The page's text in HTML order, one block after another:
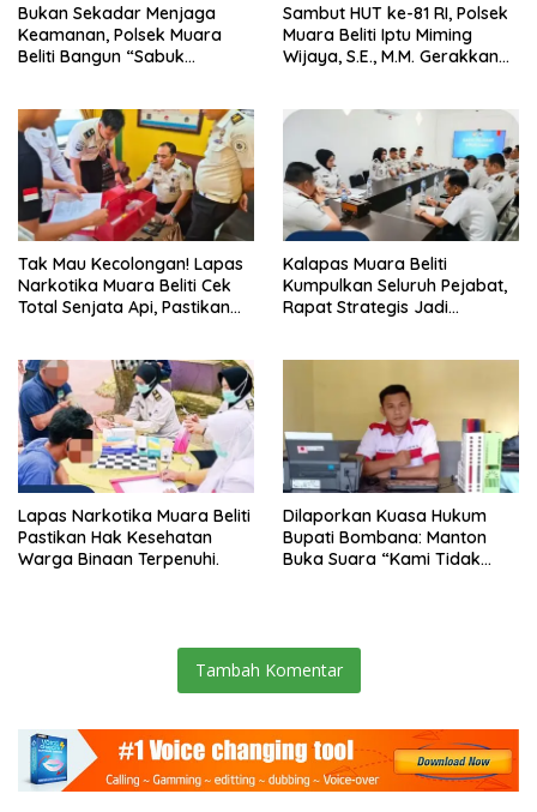
Bukan Sekadar Menjaga
Keamanan, Polsek Muara
Beliti Bangun “Sabuk
Sambut HUT ke-81 RI, Polsek
Muara Beliti Iptu Miming
Wijaya, S.E., M.M. Gerakkan
Tak Mau Kecolongan! Lapas
Narkotika Muara Beliti Cek
Total Senjata Api, Pastikan
Kalapas Muara Beliti
Kumpulkan Seluruh Pejabat,
Rapat Strategis Jadi
Lapas Narkotika Muara Beliti
Pastikan Hak Kesehatan
Warga Binaan Terpenuhi.
Dilaporkan Kuasa Hukum
Bupati Bombana: Manton
Buka Suara “Kami Tidak
Tambah Komentar